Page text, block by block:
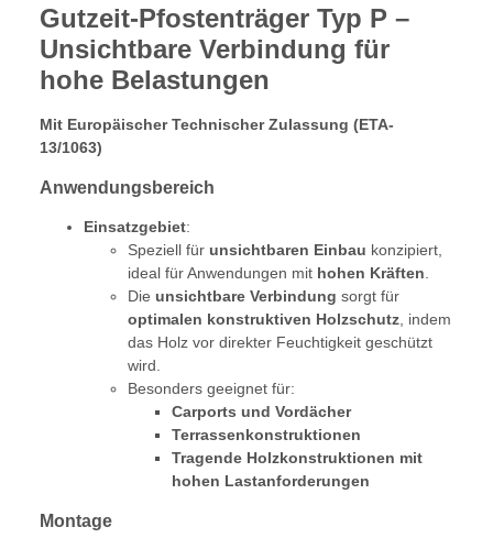
Gutzeit-Pfostenträger Typ P –
Unsichtbare Verbindung für
hohe Belastungen
Mit Europäischer Technischer Zulassung (ETA-
13/1063)
Anwendungsbereich
Einsatzgebiet:
Speziell für unsichtbaren Einbau konzipiert,
ideal für Anwendungen mit hohen Kräften
Die unsichtbare Verbindung sorgt für
optimalen konstruktiven Holzschutz , indem
das Holz vor direkter Feuchtigkeit geschützt
wird.
Besonders geeignet für:
Carports und Vordächer
Terrassenkonstruktionen
Tragende Holzkonstruktionen mit
hohen Lastanforderungen
Montage